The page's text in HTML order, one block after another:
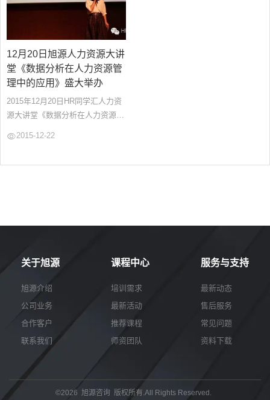
的。...
12月20日旭源人力资源大讲
堂《数据分析在人力资源管
理中的应用》盛大举办
2015年12月20日HR同学汇人力资
源大讲堂《数据分析在人力资源管
技园金蝶大厦一楼...
2015-12-22
关于旭源
旭源介绍
公司业务
合作客户
联系我们
课程中心
培训需求
最新活动
推荐课程
师资团队
服务与支持
最新动态
售后服务
常见问题
资料下载
©2026 旭源咨询 版权所有.All Rights Reserved.